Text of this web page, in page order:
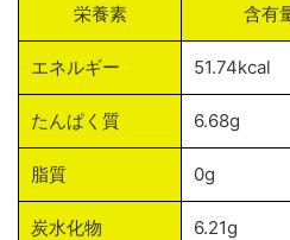
栄養素 含有
エネルギー 51.74kcal
たんぱく質 6.68g
脂質 0g
炭水化物 6.21g